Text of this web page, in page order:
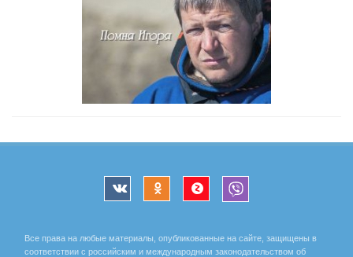
Все права на любые материалы, опубликованные на сайте, защищены в
соответствии с российским и международным законодательством об